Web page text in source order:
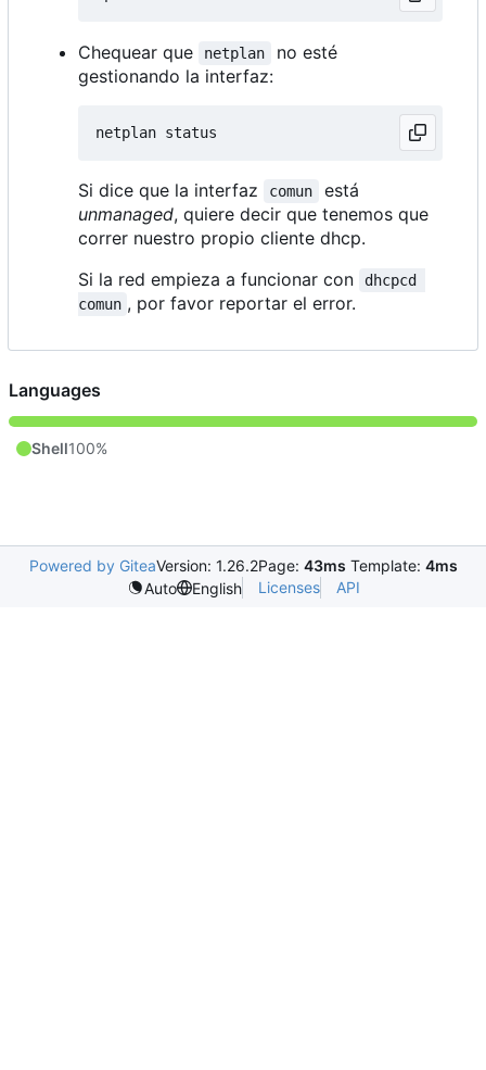
Chequear que netplan
no esté
gestionando la interfaz:
Si dice que la interfaz comun
está
unmanaged, quiere decir que tenemos que
correr nuestro propio cliente dhcp.
Si la red empieza a funcionar con
dhcpcd
comun , por favor reportar el error.
Languages
Shell100%
Powered by GiteaVersion: 1.26.2Page: 43ms Template: 4ms
Auto
English Licenses API